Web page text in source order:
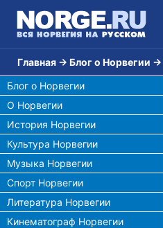
Главная → Блог о Норвегии →
Блог о Норвегии
О Норвегии
История Норвегии
Культура Норвегии
Музыка Норвегии
Спорт Норвегии
Литература Норвегии
Кинематограф Норвегии